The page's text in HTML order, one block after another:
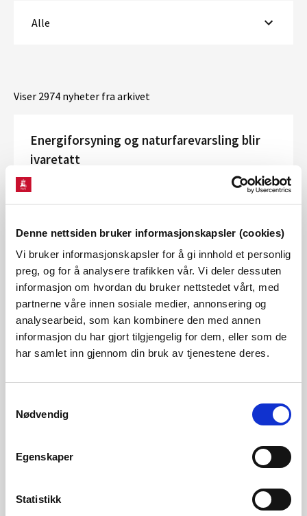
Denne nettsiden bruker informasjonskapsler (cookies)
Vi bruker informasjonskapsler for å gi innhold et personlig
preg, og for å analysere trafikken vår. Vi deler dessuten
informasjon om hvordan du bruker nettstedet vårt, med
partnerne våre innen sosiale medier, annonsering og
analysearbeid, som kan kombinere den med annen
informasjon du har gjort tilgjengelig for dem, eller som de
har samlet inn gjennom din bruk av tjenestene deres.
Nødvendig
Egenskaper
Statistikk
Alle
Viser 2974 nyheter fra arkivet
Energiforsyning og naturfarevarsling blir
ivaretatt
NVE gjør tiltak for å sikre stabil strømforsyning og fortsatt
drift av varslingstjenestene for snøskred, flom, jordskred
Folkehelseinstituttets retningslinje...
Publisert 13.03.2020 Beredskapsmeldinger fra NVE,
Varsel om jord- og flomskredfare, oransje
nivå for Hordaland
Publisert 28.08.2019 Beredskapsmeldinger fra NVE,
Alle som ønsker det kan nå motta flom-, jordskred- og
med Statens vegvesen og Meteorologisk institutt utviklet